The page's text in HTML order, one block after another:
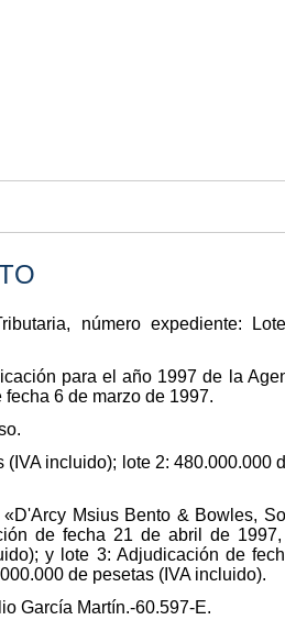
número expediente:
para el año 1997 de la
6 de marzo de 1997.
incluido); lote 2: 480.000.000
Msius Bento & Bowles,
de fecha 21 de abril de 1997,
y lote 3: Adjudicación de
de pesetas (IVA incluido).
García Martín.-60.597-E.